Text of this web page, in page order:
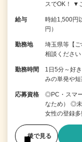
スでOK！ ▼
給与
時給1,500円
円）
勤務地
埼玉県等【
相談ください
勤務時間
1日5分～好
みの単発や
応募資格
◎PC・スマ
なため） ◎
女性の登録
後で見る